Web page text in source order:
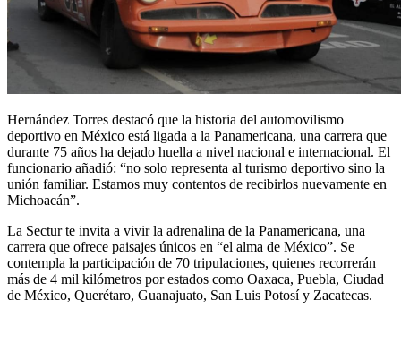
Hernández Torres destacó que la historia del automovilismo
deportivo en México está ligada a la Panamericana, una carrera que
durante 75 años ha dejado huella a nivel nacional e internacional. El
funcionario añadió: “no solo representa al turismo deportivo sino la
unión familiar. Estamos muy contentos de recibirlos nuevamente en
Michoacán”.
La Sectur te invita a vivir la adrenalina de la Panamericana, una
carrera que ofrece paisajes únicos en “el alma de México”. Se
contempla la participación de 70 tripulaciones, quienes recorrerán
más de 4 mil kilómetros por estados como Oaxaca, Puebla, Ciudad
de México, Querétaro, Guanajuato, San Luis Potosí y Zacatecas.